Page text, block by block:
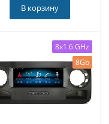
В корзину
8x1.6 GHz
8Gb